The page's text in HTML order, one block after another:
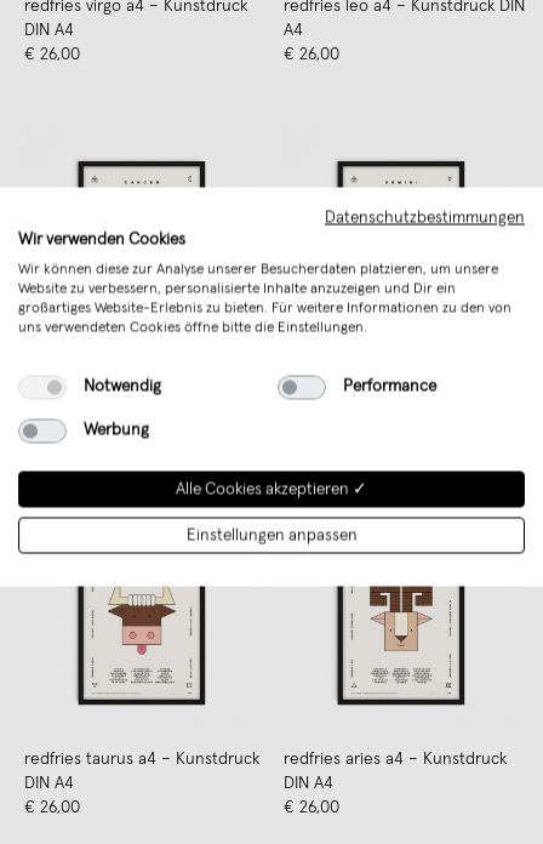
redfries virgo a4 – Kunstdruck
DIN A4
€ 26,00
redfries leo a4 – Kunstdruck DIN
A4
€ 26,00
redfries cancer a4 – Kunstdruck
DIN A4
€ 26,00
redfries gemini a4 – Kunstdruck
redfries taurus a4 – Kunstdruck
DIN A4
€ 26,00
redfries aries a4 – Kunstdruck
DIN A4
€ 26,00
Datenschutzbestimmungen
Wir verwenden Cookies
Wir können diese zur Analyse unserer Besucherdaten platzieren, um unsere
Website zu verbessern, personalisierte Inhalte anzuzeigen und Dir ein
großartiges Website-Erlebnis zu bieten. Für weitere Informationen zu den von
uns verwendeten Cookies öffne bitte die Einstellungen.
Notwendig Performance
Werbung
Alle Cookies akzeptieren ✓
Einstellungen anpassen